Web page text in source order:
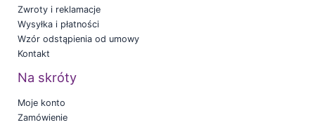
Zwroty i reklamacje
Wysyłka i płatności
Wzór odstąpienia od umowy
Kontakt
Na skróty
Moje konto
Zamówienie